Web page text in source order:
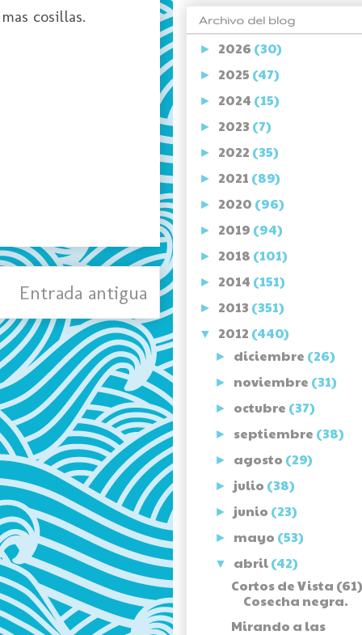
cosillas.
Entrada antigua
Archivo del blog
► 2026 (30)
► 2025 (47)
► 2024 (15)
► 2023 (7)
► 2022 (35)
► 2021 (89)
► 2020 (96)
► 2019 (94)
► 2018 (101)
► 2014 (151)
► 2013 (351)
▼ 2012 (440)
► diciembre (26)
► noviembre (31)
► octubre (37)
► septiembre (38)
► agosto (29)
► julio (38)
► junio (23)
► mayo (53)
▼ abril(42)
Cortos de Vista
Cosecha negra.
Mirando a las